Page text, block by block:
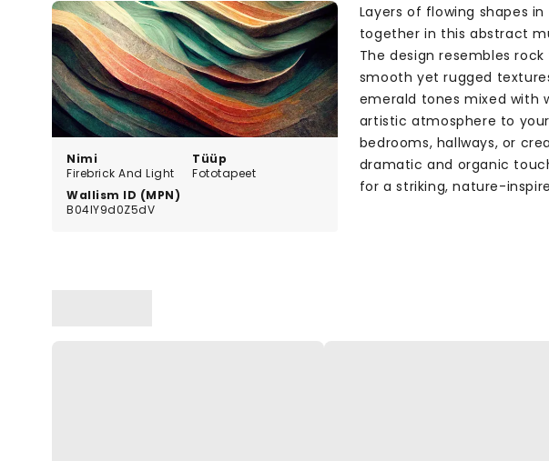
Nimi
Firebrick And Light
Tüüp
Fototapeet
Wallism ID (MPN)
B04lY9d0Z5dV
Layers of flowing shapes
together in this abstract
The design resembles
smooth yet rugged
emerald tones mixed with
artistic atmosphere to
bedrooms, hallways, or
dramatic and organic
for a striking, nature-